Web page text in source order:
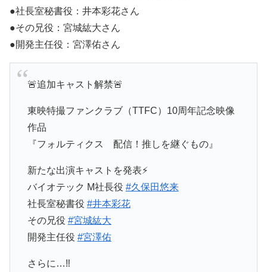
●社長室秘書役：井本彩花さん
●その兄役：宮城紘大さん
●開発主任役：宮澤佑さん
🚨追加キャスト解禁🚨
東映特撮ファンクラブ（TTFC）10周年記念映像
作品
『フォルティクス 配信！推しを継ぐもの』
新たな出演キャストを発表⚡️
バイオテック M社長役 #久保田悠来
社長室秘書役 #井本彩花
その兄役 #宮城紘大
開発主任役 #宮澤佑
さらに…‼️